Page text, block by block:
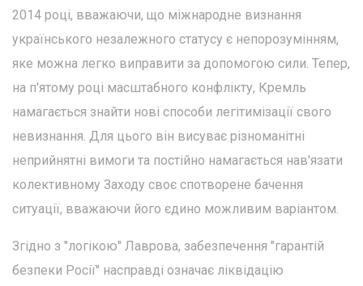
2014 році, вважаючи, що міжнародне визнання
українського незалежного статусу є непорозумінням,
яке можна легко виправити за допомогою сили. Тепер,
на п'ятому році масштабного конфлікту, Кремль
намагається знайти нові способи легітимізації свого
невизнання. Для цього він висуває різноманітні
неприйнятні вимоги та постійно намагається нав'язати
колективному Заходу своє спотворене бачення
ситуації, вважаючи його єдино можливим варіантом.
Згідно з "логікою" Лаврова, забезпечення "гарантій
безпеки Росії" насправді означає ліквідацію